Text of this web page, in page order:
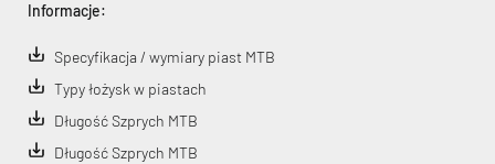
Informacje:
Specyfikacja / wymiary piast MTB
Typy łożysk w piastach
Długość Szprych MTB
Długość Szprych MTB